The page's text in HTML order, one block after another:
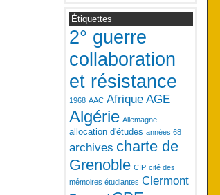
Étiquettes
2° guerre
collaboration
et résistance
1968 AAC Afrique AGE
Algérie Allemagne
allocation d'études années 68
archives charte de
Grenoble CIP cité des
mémoires étudiantes Clermont